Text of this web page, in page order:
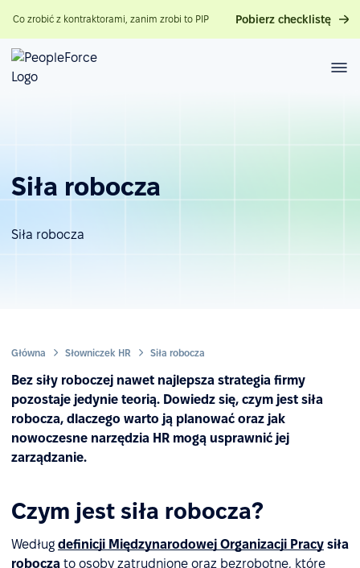
Co zrobić z kontraktorami, zanim zrobi to PIP Pobierz checklistę
Siła robocza
Siła robocza
Główna Słowniczek HR Siła robocza
Bez siły roboczej nawet najlepsza strategia firmy
pozostaje jedynie teorią. Dowiedz się, czym jest siła
robocza, dlaczego warto ją planować oraz jak
nowoczesne narzędzia HR mogą usprawnić jej
zarządzanie.
Czym jest siła robocza?
Według definicji Międzynarodowej Organizacji Pracy siła
robocza to osoby zatrudnione oraz bezrobotne, które